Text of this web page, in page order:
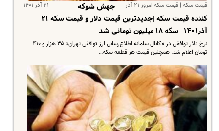
قیمت سکه | قیمت سکه امروز ۲۱ آذر ۲۱ آذر ۱۴۰۱
جهش شوکه
کننده قیمت سکه |جدیدترین قیمت‌ دلار و قیمت سکه ۲۱
آذر۱۴۰۱ | سکه ۱۸ میلیون تومانی شد
نرخ دلار توافقی در «کانال سامانه اطلاع‌رسانی ارز توافقی تهران» ۳۵ هزار و ۴۱۰
تومان اعلام شد. همچنین قیمت هر قطعه سکه…